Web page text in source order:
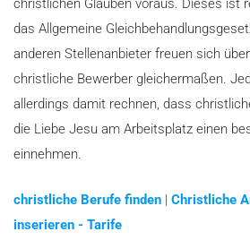
christlichen Glauben voraus. Dieses ist
das Allgemeine
anderen Stellenanbieter freuen sich
christliche Bewerber gleichermaßen.
allerdings damit rechnen, dass
die Liebe Jesu am Arbeitsplatz einen
einnehmen.
christliche Berufe finden Christliche
inserieren - Tarife